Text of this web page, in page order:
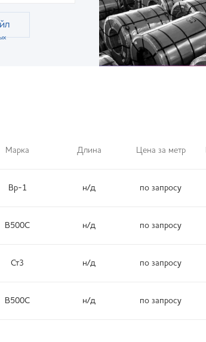
Марка Длина Цена за метр
Вр-1 н/д по запросу
В500С н/д по запросу
Ст3 н/д по запросу
В500С н/д по запросу